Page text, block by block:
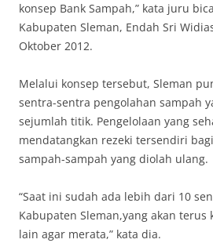
konsep Bank Sampah,” kata juru
Kabupaten Sleman, Endah Sri
Oktober 2012.
Melalui konsep tersebut, Sleman
sentra-sentra pengolahan sampah
sejumlah titik. Pengelolaan yang
mendatangkan rezeki tersendiri
sampah-sampah yang diolah ulang.
“Saat ini sudah ada lebih dari 10
Kabupaten Sleman,yang akan
lain agar merata,” kata dia.